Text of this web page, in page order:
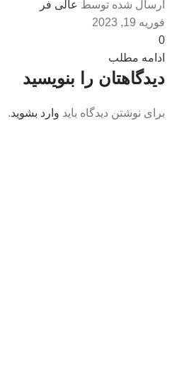
ارسال شده توسط عالی فر
فوریه 19, 2023
0
ادامه مطلب
دیدگاهتان را بنویسید
برای نوشتن دیدگاه باید وارد بشوید.